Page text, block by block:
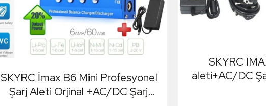
SKYRC İmax B6 Mini Profesyonel
Şarj Aleti Orjinal +AC/DC Şarj
SKYRC
aleti+AC/DC